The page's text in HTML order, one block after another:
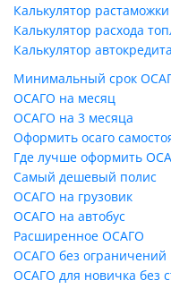
Калькулятор растаможки
Калькулятор расхода
Калькулятор автокредита
Минимальный срок
ОСАГО на месяц
ОСАГО на 3 месяца
Оформить осаго
Где лучше оформить
Самый дешевый полис
ОСАГО на грузовик
ОСАГО на автобус
Расширенное ОСАГО
ОСАГО без ограничений
ОСАГО для новичка без